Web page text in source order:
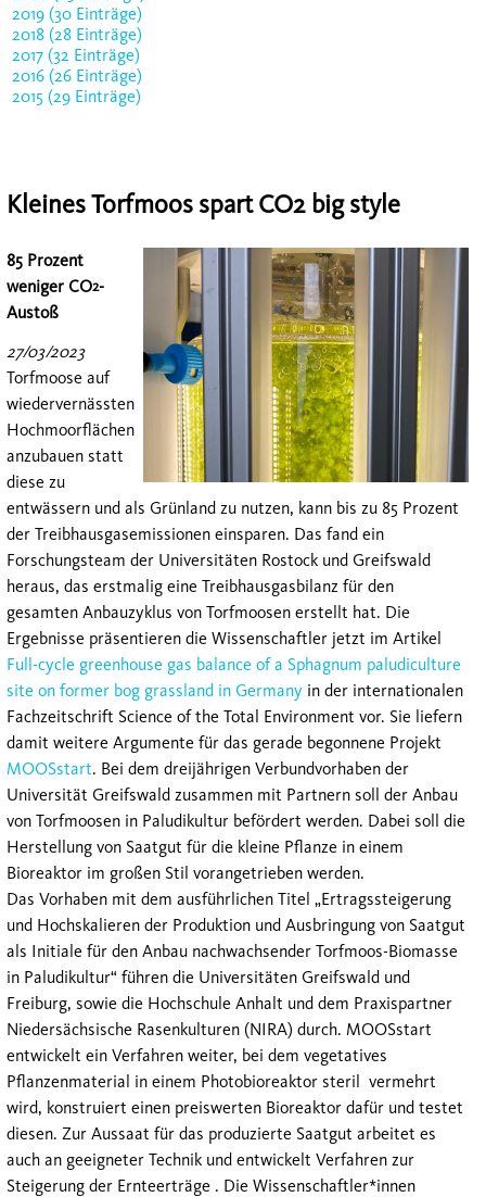
2019 (30 Einträge)
2018 (28 Einträge)
2017 (32 Einträge)
2016 (26 Einträge)
2015 (29 Einträge)
Kleines Torfmoos spart CO2 big style
85 Prozent
weniger CO2-
Austoß
27/03/2023
Torfmoose auf
wiedervernässten
Hochmoorflächen
anzubauen statt
diese zu
entwässern und als Grünland zu nutzen, kann bis zu 85 Prozent
der Treibhausgasemissionen einsparen. Das fand ein
Forschungsteam der Universitäten Rostock und Greifswald
heraus, das erstmalig eine Treibhausgasbilanz für den
gesamten Anbauzyklus von Torfmoosen erstellt hat. Die
Ergebnisse präsentieren die Wissenschaftler jetzt im Artikel
Full-cycle greenhouse gas balance of a Sphagnum paludiculture
site on former bog grassland in Germany in der internationalen
Fachzeitschrift Science of the Total Environment vor. Sie liefern
damit weitere Argumente für das gerade begonnene Projekt
MOOSstart. Bei dem dreijährigen Verbundvorhaben der
Universität Greifswald zusammen mit Partnern soll der Anbau
von Torfmoosen in Paludikultur befördert werden. Dabei soll die
Herstellung von Saatgut für die kleine Pflanze in einem
Bioreaktor im großen Stil vorangetrieben werden.
Das Vorhaben mit dem ausführlichen Titel „Ertragssteigerung
und Hochskalieren der Produktion und Ausbringung von Saatgut
als Initiale für den Anbau nachwachsender Torfmoos-Biomasse
in Paludikultur“ führen die Universitäten Greifswald und
Freiburg, sowie die Hochschule Anhalt und dem Praxispartner
Niedersächsische Rasenkulturen (NIRA) durch. MOOSstart
entwickelt ein Verfahren weiter, bei dem vegetatives
Pflanzenmaterial in einem Photobioreaktor steril vermehrt
wird, konstruiert einen preiswerten Bioreaktor dafür und testet
diesen. Zur Aussaat für das produzierte Saatgut arbeitet es
auch an geeigneter Technik und entwickelt Verfahren zur
Steigerung der Ernteerträge . Die Wissenschaftler*innen